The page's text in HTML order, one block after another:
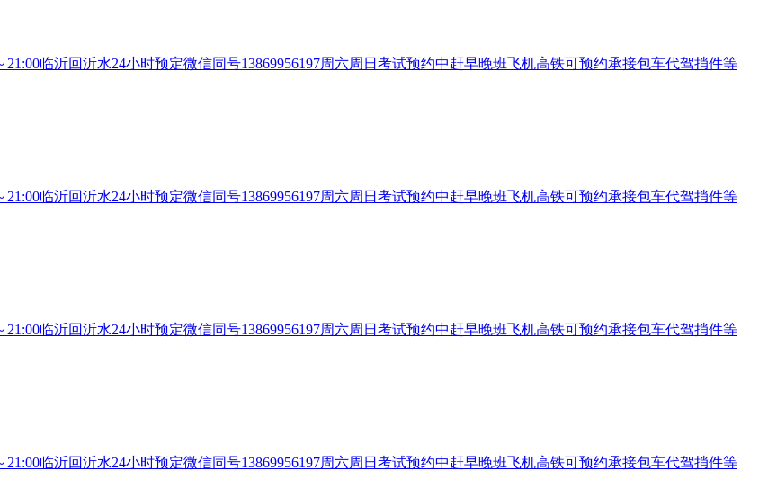
临沂回沂水24小时预定微信同号13869956197周六周日考试预约中赶早晚班飞机高铁可预约承接包车代驾捎件等
临沂回沂水24小时预定微信同号13869956197周六周日考试预约中赶早晚班飞机高铁可预约承接包车代驾捎件等
临沂回沂水24小时预定微信同号13869956197周六周日考试预约中赶早晚班飞机高铁可预约承接包车代驾捎件等
临沂回沂水24小时预定微信同号13869956197周六周日考试预约中赶早晚班飞机高铁可预约承接包车代驾捎件等